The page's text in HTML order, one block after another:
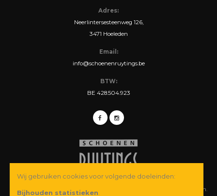
Adres:
Neerlintersesteenweg 126,
3471 Hoeleden
Email:
info@schoenenruytings.be
BTW:
BE 428.504.923
© Copyright 2026 Schoenen Ruytings BVBA. Alle rechten voorbehouden.
Wij gebruiken cookies voor volgende doeleinden:
Bijhouden statistieken